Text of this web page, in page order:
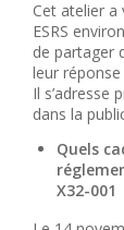
Cet atelier
ESRS
de partager
leur réponse
Il s’adresse
dans la
Quels
X32-001